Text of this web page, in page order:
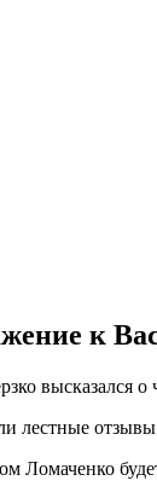
к
лестные
Ломаченко